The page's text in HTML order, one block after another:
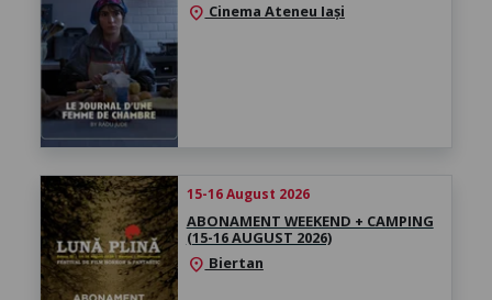
location_on Cinema Ateneu Iași
15-16 August 2026
ABONAMENT WEEKEND + CAMPING
(15-16 AUGUST 2026)
location_on Biertan